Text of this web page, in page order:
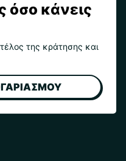
όσο κάνεις
της κράτησης και